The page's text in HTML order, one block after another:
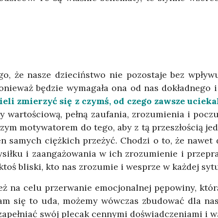
że nasze dzieciństwo nie pozostaje bez
będzie wymagała ona od nas
zmierzyć się z czymś, od czego zawsze
pełną zaufania, zrozumienia i
motywatorem do tego, aby z tą przeszłością
samych ciężkich przeżyć. Chodzi o to, że
i zaangażowania w ich zrozumienie i
bliski, kto nas zrozumie i wesprze w każdej
na celu przerwanie emocjonalnej pępowiny,
się to uda, możemy wówczas zbudować dla
swój plecak cennymi doświadczeniami i